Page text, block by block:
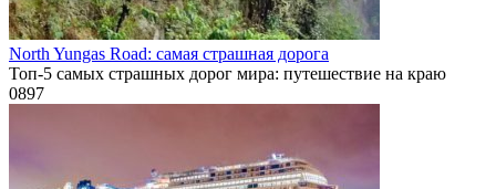
North Yungas Road: самая страшная дорога
Топ-5 самых страшных дорог мира: путешествие на краю
0897